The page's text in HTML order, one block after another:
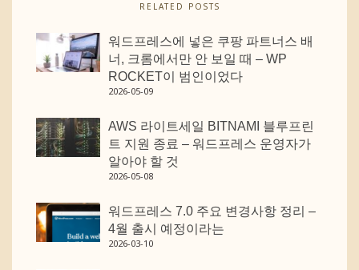
RELATED POSTS
워드프레스에 넣은 쿠팡 파트너스 배
너, 크롬에서만 안 보일 때 – WP
ROCKET이 범인이었다
2026-05-09
AWS 라이트세일 BITNAMI 블루프린
트 지원 종료 – 워드프레스 운영자가
알아야 할 것
2026-05-08
워드프레스 7.0 주요 변경사항 정리 –
4월 출시 예정이라는
2026-03-10